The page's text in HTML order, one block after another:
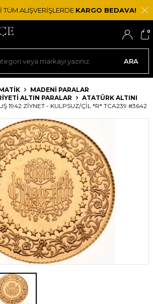
ALIŞVERİŞLERDE KARGO BEDAVA!
ARA
0
MADENI PARALAR
ALTIN PARALAR
ATATÜRK ALTINI
1942 ZIYNET - KULPSUZ/ÇİL *R* TCA239 #3642